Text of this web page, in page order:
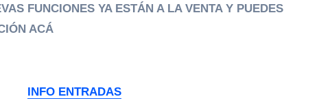
FUNCIONES YA ESTÁN A LA VENTA Y PUEDES
ACÁ
INFO ENTRADAS